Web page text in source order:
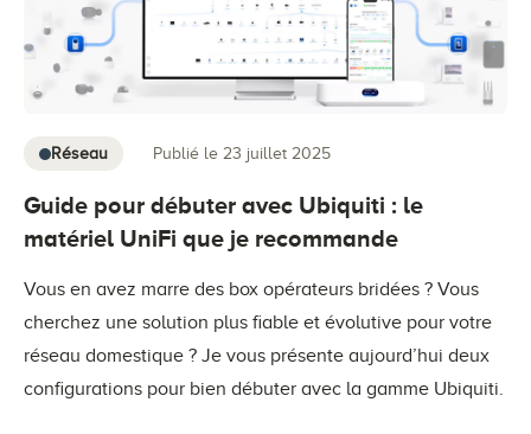
Réseau Publié le 23 juillet 2025
Guide pour débuter avec Ubiquiti : le
matériel UniFi que je recommande
Vous en avez marre des box opérateurs bridées ? Vous
cherchez une solution plus fiable et évolutive pour votre
réseau domestique ? Je vous présente aujourd’hui deux
configurations pour bien débuter avec la gamme Ubiquiti.